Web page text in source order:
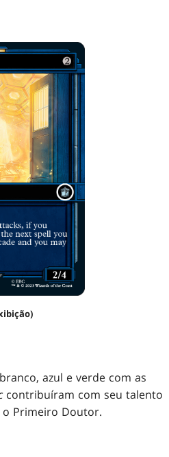
azul e verde com as
contribuíram com seu talento
Primeiro Doutor.